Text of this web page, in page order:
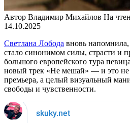
Автор Владимир Михайлов На
14.10.2025
Светлана Лобода вновь
стало синонимом силы, страсти и
большого европейского тура
новый трек «Не мешай» — и это не
премьера, а целый визуальный
свободы и чувственности.